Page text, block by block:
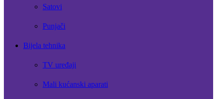
Satovi
Punjači
Bijela tehnika
TV uređaji
Mali kućanski aparati